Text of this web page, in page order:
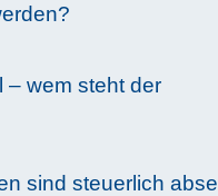
– wem steht der
sind steuerlich